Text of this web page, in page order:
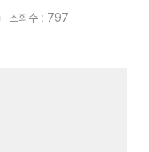
조회수 : 797